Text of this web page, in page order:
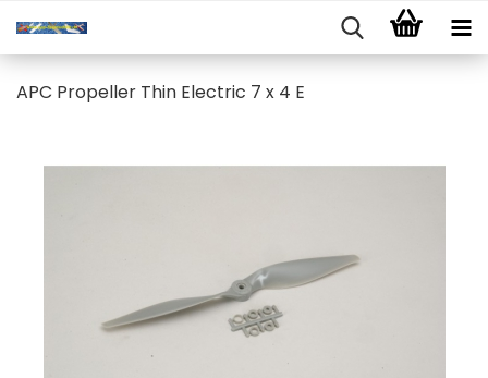
APC Propeller Thin Electric 7 x 4 E